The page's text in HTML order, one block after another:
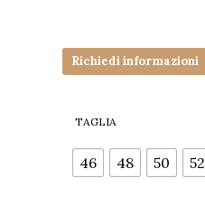
Richiedi informazioni
TAGLIA
46 48 50 52